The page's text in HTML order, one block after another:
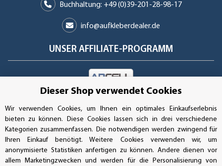
Buchhaltung: +49 (0)39-201-28-98-17
info@aufkleberdealer.de
UNSER AFFILIATE-PROGRAMM
UNSERE ZAHLUNGSARTEN*
SSL-Verschlüsselung
Dieser Shop verwendet Cookies
Wir verwenden Cookies, um Ihnen ein optimales Einkaufserlebnis
bieten zu können. Diese Cookies lassen sich in drei verschiedene
Kategorien zusammenfassen. Die notwendigen werden zwingend für
Ihren Einkauf benötigt. Weitere Cookies verwenden wir, um
anonymisierte Statistiken anfertigen zu können. Andere dienen vor
allem Marketingzwecken und werden für die Personalisierung von